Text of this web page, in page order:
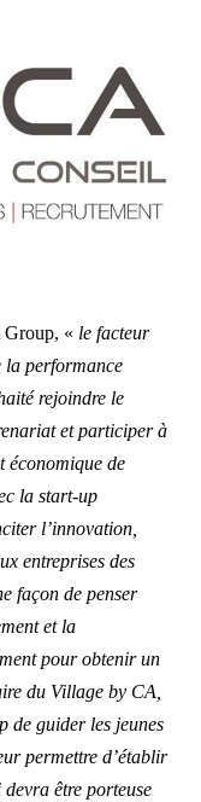
Group, « le facteur
la performance
rejoindre le
et participer à
économique de
la start-up
l’innovation,
entreprises des
façon de penser
et la
pour obtenir un
du Village by CA,
de guider les jeunes
permettre d’établir
être porteuse